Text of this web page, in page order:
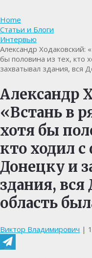
Home
Статьи и Блоги
Интервью
Александр Ходаковский:
бы половина из тех, кто
захватывал здания, вся
Александр
«Встань в
хотя бы
кто ходил
Донецку и
здания, вся
область
Виктор Владимирович |